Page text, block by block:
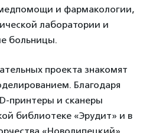
и фармакологии,
лаборатории и
больницы.
проекта знакомят
Благодаря
принтеры и сканеры
библиотеке «Эрудит» и в